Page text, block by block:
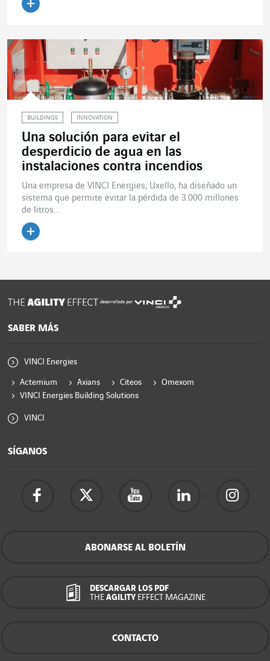
BUILDINGS INNOVATION
Una solución para evitar el
desperdicio de agua en las
instalaciones contra incendios
Una empresa de VINCI Energies, Uxello, ha diseñado un
sistema que permite evitar la pérdida de 3.000 millones
de litros...
desarrollado por
SABER MÁS
VINCI Energies
Actemium Axians Citeos
Omexom
VINCI Energies Building Solutions
VINCI
SÍGANOS
ABONARSE AL BOLETÍN
DESCARGAR LOS PDF
THE AGILITY EFFECT MAGAZINE
CONTACTO